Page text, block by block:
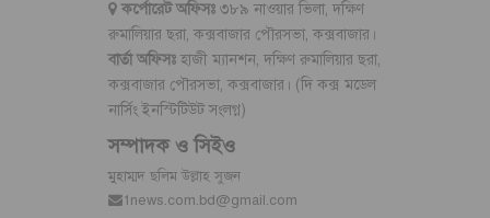
কর্পোরেট অফিসঃ৩৮৯ নাওয়ার ভিলা, দক্ষিণ
রুমালিয়ার ছরা, কক্সবাজার পৌরসভা, কক্সবাজার।
বার্তা অফিসঃ হাজী ম্যানশন, দক্ষিণ রুমালিয়ার ছরা,
কক্সবাজার পৌরসভা, কক্সবাজার। (দি কক্স মডেল
নার্সিং ইনস্টিটিউট সংলগ্ন)
সম্পাদক ও সিইও
মুহাম্মদ ছলিম উল্লাহ সুজন
1news.com.bd@gmail.com